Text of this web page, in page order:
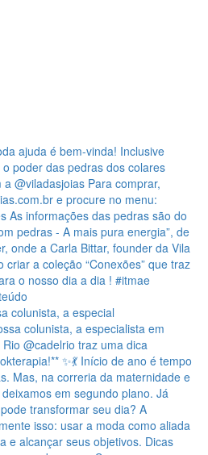
colunista, a especial